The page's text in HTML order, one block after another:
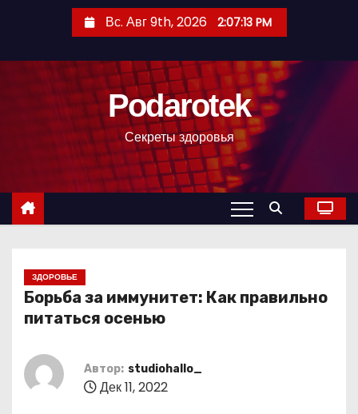
с
Вс. Авг 9th, 2026 2:07:14 PM
Podarotek
Секреты здоровья
ЗДОРОВЬЕ
Борьба за иммунитет: Как правильно
питаться осенью
Автор: studiohallo_
Дек 11, 2022